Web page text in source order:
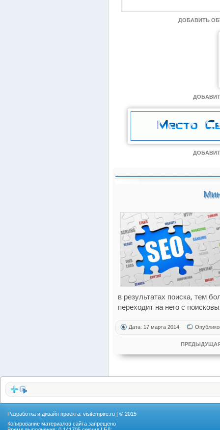
ДОБАВИТЬ
в результатах поиска, тем
переходит на него с
Дата: 17 марта 2014
Разработка и дизайн проекта: visitempire.ru | © 2015
Копирование материалов сайта запрещено